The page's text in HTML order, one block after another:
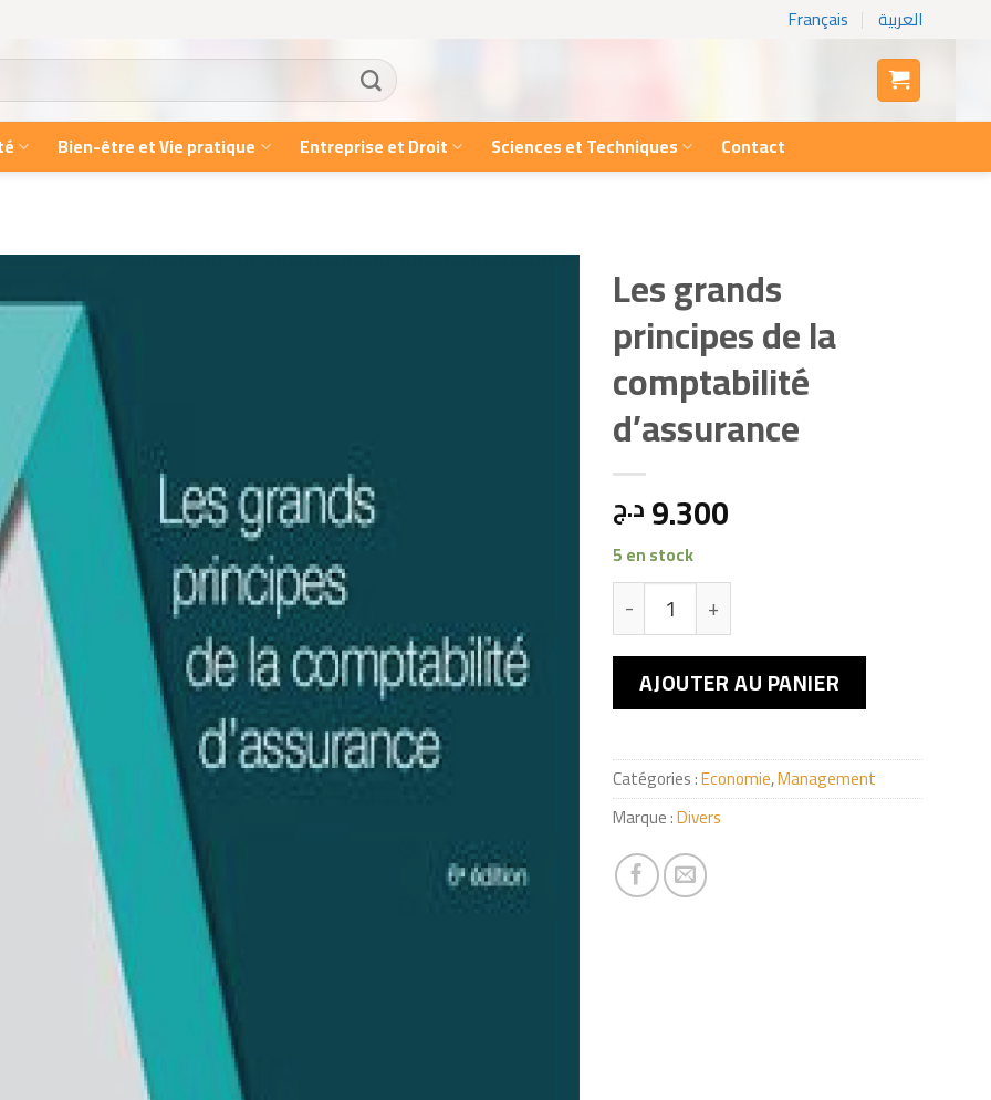
Français العربية
Bien-être et Vie pratique Entreprise et Droit Sciences et Techniques Contact
Les grands
principes de la
comptabilité
d’assurance
9.300 د.ج
5 en stock
quantité de Les grands principes de la
AJOUTER AU PANIER
Catégories :Economie,Management
Marque :Divers